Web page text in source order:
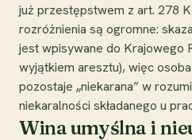
już przestępstwem z art. 278
rozróżnienia są ogromne:
jest wpisywane do Krajowego
wyjątkiem aresztu), więc
pozostaje „niekarana” w
niekaralności składanego u
Wina umyślna i